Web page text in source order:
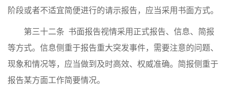
阶段或者不适宜简便进行的请示报告，应当采用书面方式。
第三十二条 书面报告视情采用正式报告、信息、简报
等方式。信息侧重于报告重大突发事件，需要注意的问题、
现象和情况等，应当做到及时高效、权威准确。简报侧重于
报告某方面工作简要情况。